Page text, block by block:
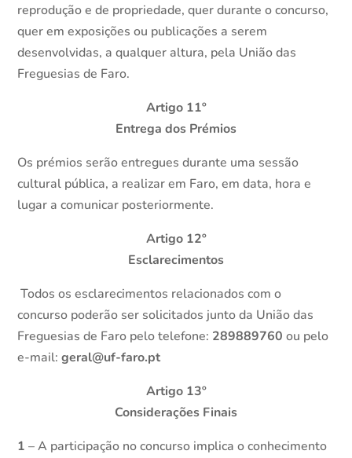
reprodução e de propriedade, quer durante o concurso,
quer em exposições ou publicações a serem
desenvolvidas, a qualquer altura, pela União das
Freguesias de Faro.
Artigo 11º
Entrega dos Prémios
Os prémios serão entregues durante uma sessão
cultural pública, a realizar em Faro, em data, hora e
lugar a comunicar posteriormente.
Artigo 12º
Esclarecimentos
Todos os esclarecimentos relacionados com o
concurso poderão ser solicitados junto da União das
Freguesias de Faro pelo telefone: 289889760 ou pelo
e-mail:geral@uf-faro.pt
Artigo 13º
Considerações Finais
1 – A participação no concurso implica o conhecimento